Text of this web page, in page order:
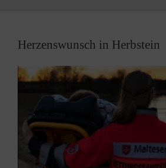
Herzenswunsch in Herbstein